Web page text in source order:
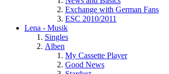
Exchange with German Fans
ESC 2010/2011
Lena - Musik
Singles
Alben
My Cassette Player
Good News